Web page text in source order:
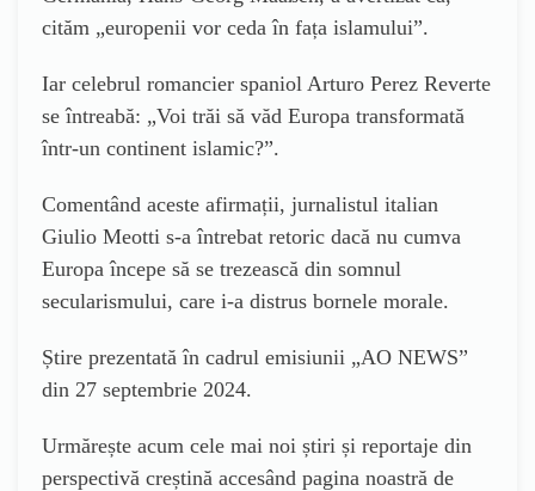
cităm „europenii vor ceda în fața islamului”.
Iar celebrul romancier spaniol Arturo Perez Reverte
se întreabă: „Voi trăi să văd Europa transformată
într-un continent islamic?”.
Comentând aceste afirmații, jurnalistul italian
Giulio Meotti s-a întrebat retoric dacă nu cumva
Europa începe să se trezească din somnul
secularismului, care i-a distrus bornele morale.
Știre prezentată în cadrul emisiunii „AO NEWS”
din 27 septembrie 2024.
Urmărește acum cele mai noi știri și reportaje din
perspectivă creștină accesând pagina noastră de